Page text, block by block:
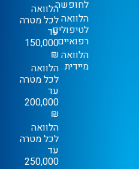
לחופשה
הלוואה
לטיפולים
רפואיים
הלוואה
מיידית
הלוואה
לכל מטרה
עד
150,000
₪
הלוואה
לכל מטרה
עד
200,000
₪
הלוואה
לכל מטרה
עד
250,000